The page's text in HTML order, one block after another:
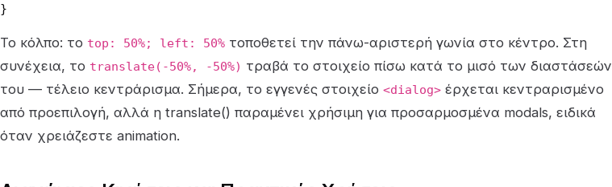
}
Το κόλπο: το top: 50%; left: 50% τοποθετεί την πάνω-αριστερή γωνία στο κέντρο. Στη
συνέχεια, το translate(-50%, -50%) τραβά το στοιχείο πίσω κατά το μισό των διαστάσεών
του — τέλειο κεντράρισμα. Σήμερα, το εγγενές στοιχείο <dialog> έρχεται κεντραρισμένο
από προεπιλογή, αλλά η translate() παραμένει χρήσιμη για προσαρμοσμένα modals, ειδικά
όταν χρειάζεστε animation.